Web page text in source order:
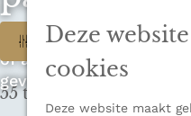
Deze
cookies
Deze website maakt
n
a
r
u
Thema's
Verborgen parels
Op zoek naar de
of avontuur in de
geven je alle inspiratie.
W
a
t
Filter
55 t/m 63 van 348